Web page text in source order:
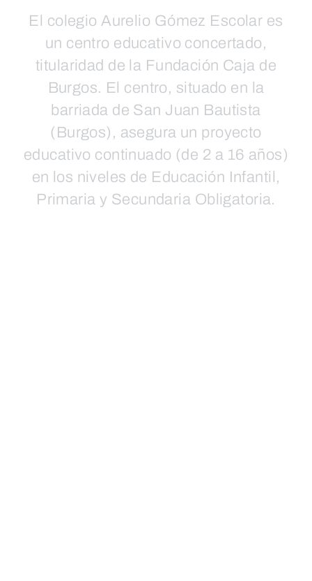
El colegio Aurelio Gómez Escolar es
un centro educativo concertado,
titularidad de la Fundación Caja de
Burgos. El centro, situado en la
barriada de San Juan Bautista
(Burgos), asegura un proyecto
educativo continuado (de 2 a 16 años)
en los niveles de Educación Infantil,
Primaria y Secundaria Obligatoria.